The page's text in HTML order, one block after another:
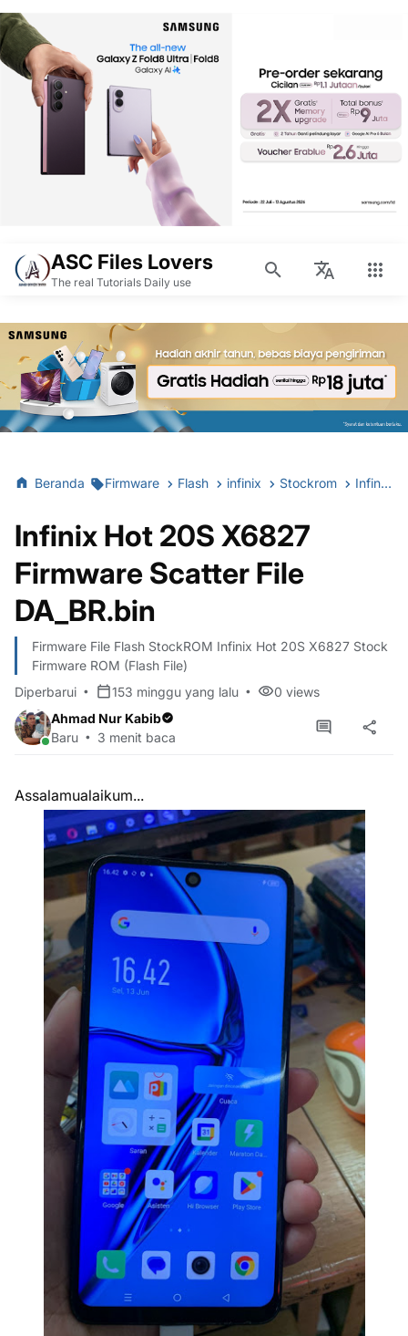
ASC Files Lovers
The real Tutorials Daily use
Beranda Firmware Flash infinix Stockrom Infinix Hot 20S X6827 Firmware Scatter File DA_BR.bin
Infinix Hot 20S X6827
Firmware Scatter File
DA_BR.bin
Firmware File Flash StockROM Infinix Hot 20S X6827 Stock
Firmware ROM (Flash File)
Diperbarui
153 minggu yang lalu 0 views
Ahmad Nur Kabib
Baru
3 menit baca
Assalamualaikum...